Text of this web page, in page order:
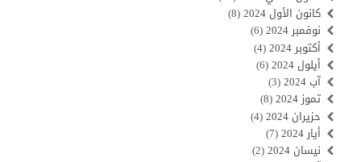
كانون الأول 2024
(8)
نوفمبر 2024
(6)
أكتوبر 2024
(4)
أيلول 2024
(6)
آب 2024
(3)
تموز 2024
(8)
حزيران 2024
(4)
أيار 2024
(7)
نيسان 2024
(2)